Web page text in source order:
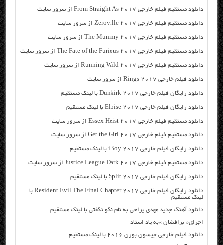
دانلود مستقیم فیلم خارجی From Straight As 2017 از سرور سایت
دانلود مستقیم فیلم خارجی Zeroville 2017 از سرور سایت
دانلود مستقیم فیلم خارجی The Mummy 2017 از سرور سایت
دانلود مستقیم فیلم خارجی The Fate of the Furious 2017 از سرور سایت
دانلود مستقیم فیلم خارجی Running Wild 2017 از سرور سایت
دانلود فیلم خارجی Rings 2017 از سرور سایت
دانلود رایگان فیلم خارجی Dunkirk 2017 با لینک مستقیم
دانلود رایگان فیلم خارجی Eloise 2017 با لینک مستقیم
دانلود مستقیم فیلم خارجی Essex Heist 2017 از سرور سایت
دانلود مستقیم فیلم خارجی Get the Girl 2017 از سرور سایت
دانلود رایگان فیلم خارجی iBoy 2017 با لینک مستقیم
دانلود مستقیم فیلم خارجی Justice League Dark 2017 از سرور سایت
دانلود رایگان فیلم خارجی Split 2017 با لینک مستقیم
دانلود رایگان فیلم خارجی Resident Evil The Final Chapter 2017 با
لینک مستقیم
دانلود آهنگ جدید مهدی یراحی به نام نگو نگفتی با لینک مستقیم
اجرای« برافشان »به یاد استاد
دانلود فیلم خارجی جیسون بورن ۲۰۱۶ با لینک مستقیم